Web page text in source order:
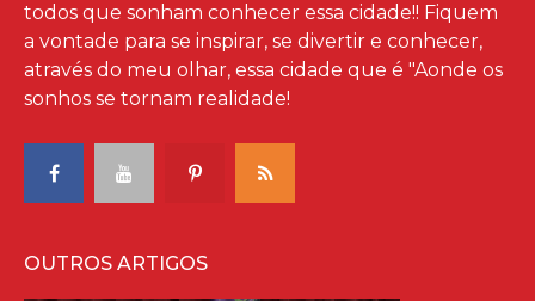
todos que sonham conhecer essa cidade!! Fiquem
a vontade para se inspirar, se divertir e conhecer,
através do meu olhar, essa cidade que é "Aonde os
sonhos se tornam realidade!
OUTROS ARTIGOS